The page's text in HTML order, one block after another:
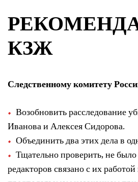
КЗЖ
Следственному комитету
Возобновить расследование
Иванова и Алексея Сидорова.
Объединить два этих дела в
Тщательно проверить, не
редакторов связано с их